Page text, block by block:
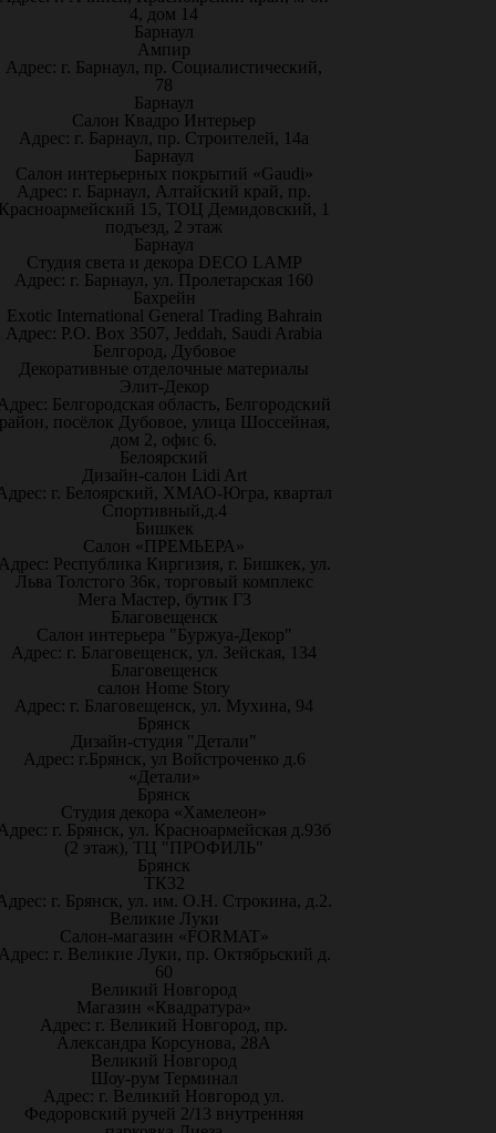
4, дом 14
Барнаул
Ампир
Адрес: г. Барнаул, пр. Социалистический,
78
Барнаул
Салон Квадро Интерьер
Адрес: г. Барнаул, пр. Строителей, 14а
Барнаул
Салон интерьерных покрытий «Gaudi»
Адрес: г. Барнаул, Алтайский край, пр.
15, ТОЦ Демидовский, 1
подъезд, 2 этаж
Барнаул
Студия света и декора DECO LAMP
Адрес: г. Барнаул, ул. Пролетарская 160
Бахрейн
Exotic International General Trading Bahrain
Адрес: P.O. Box 3507, Jeddah, Saudi Arabia
Белгород, Дубовое
Декоративные отделочные материалы
Элит-Декор
Белгородская область, Белгородский
посёлок Дубовое, улица Шоссейная,
дом 2, офис 6.
Белоярский
Дизайн-салон Lidi Art
г. Белоярский, ХМАО-Югра, квартал
Спортивный,д.4
Бишкек
Салон «ПРЕМЬЕРА»
Республика Киргизия, г. Бишкек, ул.
Льва Толстого 36к, торговый комплекс
Мега Мастер, бутик Г3
Благовещенск
Салон интерьера "Буржуа-Декор"
Адрес: г. Благовещенск, ул. Зейская, 134
Благовещенск
салон Home Story
Адрес: г. Благовещенск, ул. Мухина, 94
Брянск
Дизайн-студия "Детали"
Адрес: г.Брянск, ул Войстроченко д.6
«Детали»
Брянск
Студия декора «Хамелеон»
г. Брянск, ул. Красноармейская д.93б
(2 этаж), ТЦ "ПРОФИЛЬ"
Брянск
ТК32
г. Брянск, ул. им. О.Н. Строкина, д.2.
Великие Луки
Салон-магазин «FORMAT»
г. Великие Луки, пр. Октябрьский д.
60
Великий Новгород
Магазин «Квадратура»
Адрес: г. Великий Новгород, пр.
Александра Корсунова, 28А
Великий Новгород
Шоу-рум Терминал
Адрес: г. Великий Новгород ул.
Федоровский ручей 2/13 внутренняя